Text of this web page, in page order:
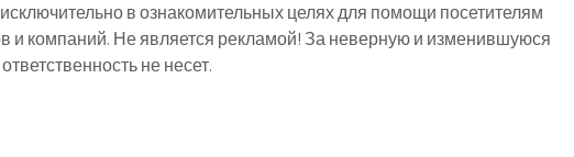
в ознакомительных целях для помощи посетителям
и компаний. Не является рекламой! За неверную и изменившуюся
не несет.